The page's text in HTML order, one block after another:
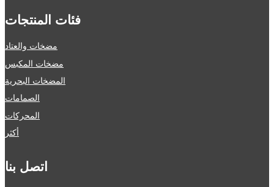
فئات المنتجات
مضخات والعتاد
مضخات المكبس
المضخات البحرية
الصمامات
المحركات
أكثر
اتصل بنا